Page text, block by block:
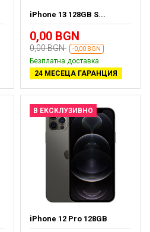
iPhone 13 128GB S...
0,00 BGN
0,00 BGN -0,00 BGN
Безплатна доставка
24 МЕСЕЦА ГАРАНЦИЯ
В ЕКСКЛУЗИВНО
iPhone 12 Pro 128GB